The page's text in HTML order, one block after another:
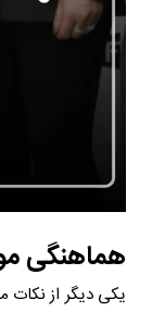
هماهنگی
یکی دیگر از نکات